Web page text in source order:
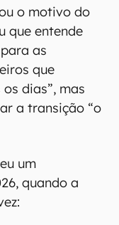
o motivo do
que entende
as
que
dias”, mas
a transição “o
um
quando a